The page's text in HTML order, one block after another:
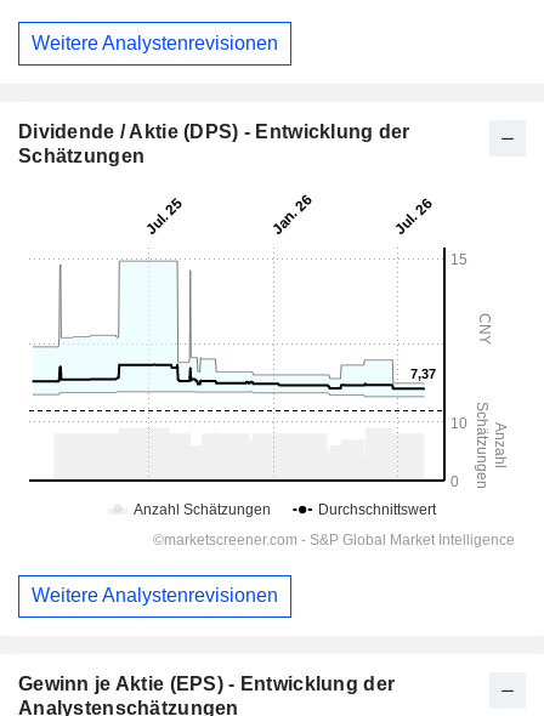
Weitere Analystenrevisionen
Dividende / Aktie (DPS) - Entwicklung der
Schätzungen
Weitere Analystenrevisionen
Gewinn je Aktie (EPS) - Entwicklung der
Analystenschätzungen